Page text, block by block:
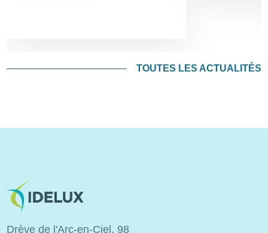
TOUTES LES ACTUALITÉS
Image
Drève de l'Arc-en-Ciel, 98